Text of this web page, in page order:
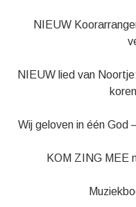
NIEUW
NIEUW lied van
Wij geloven in één God
KOM ZING MEE